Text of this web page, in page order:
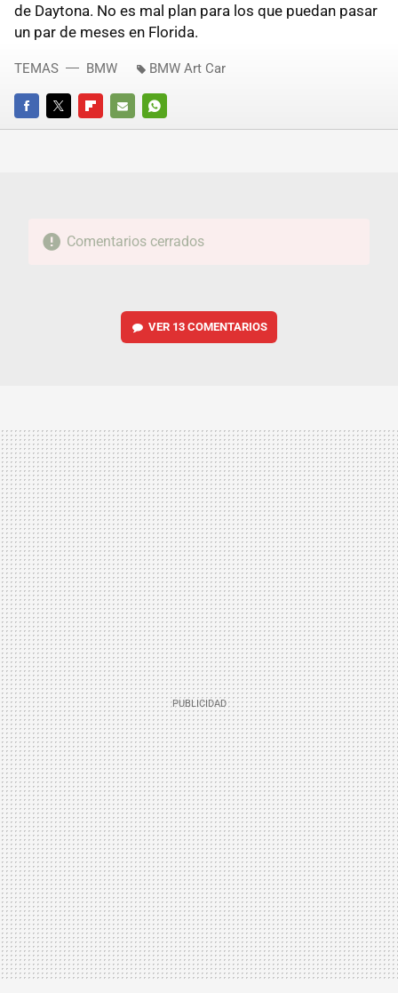
de Daytona. No es mal plan para los que puedan pasar
un par de meses en Florida.
FACEBOOKTWITTERFLIPBOARD
E-
WHATSAPP
TEMAS BMW BMW Art Car
Comentarios cerrados
VER 13 COMENTARIOS